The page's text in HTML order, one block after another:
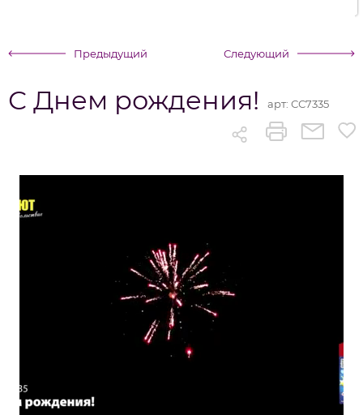
Предыдущий Следующий
С Днем рождения! арт: СС7335